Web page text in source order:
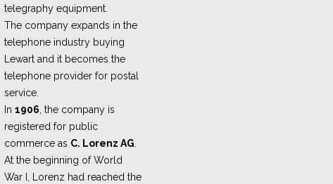
telegraphy equipment.
The company expands in the
telephone industry buying
Lewart and it becomes the
telephone provider for postal
service.
In 1906, the company is
registered for public
commerce as C. Lorenz AG.
At the beginning of World
War I, Lorenz had reached the